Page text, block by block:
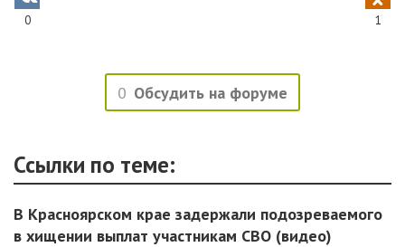
0 1
0 Обсудить на форуме
Ссылки по теме:
В Красноярском крае задержали подозреваемого
в хищении выплат участникам СВО (видео)